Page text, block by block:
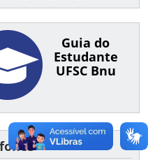
Guia do
Estudante
UFSC Bnu